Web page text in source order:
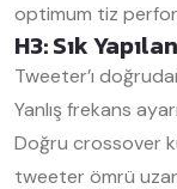
optimum tiz
H3: Sık
Tweeter’ı
Yanlış frekans
Doğru crossover
tweeter ömrü